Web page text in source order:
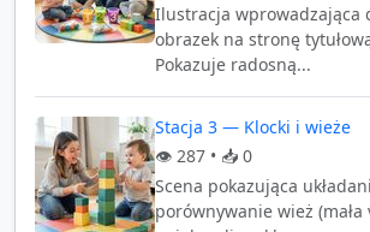
Ilustracja wprowadzająca
obrazek na stronę
Pokazuje radosną...
Stacja 3 — Klocki i wieże
👁️ 287 • 📥 0
Scena pokazująca
porównywanie wież (mała